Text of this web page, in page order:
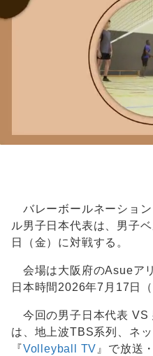
バレーボールネーショ
ル男子日本代表は、男子
日（金）に対戦する。
会場は大阪府のAsueア
日本時間2026年7月17日
今回の男子日本代表 VS
は、地上波TBS系列、ネ
『Volleyball TV 』で放送